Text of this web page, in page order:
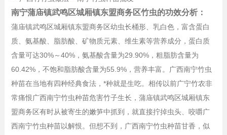
南宁蒲庙镇武鸣区城厢镇东盟商务区竹虫的功效分析：
蒲庙镇武鸣区城厢镇东盟商务区幼虫长桶形、乳白色，富含蛋白
质、氨基酸、脂肪酸、矿物质元素、维生素等营养成分，蛋白质
含量可达30%～40%，氨基酸含量为29.90%，粗脂肪含量为
60.42%，不饱和脂肪酸含量为55.9%，营养丰富。广西南宁竹虫
种苗在当地有四种经典食法，*种就是生吃。相传以前广宁竹农非
常痛恨广西南宁竹虫种苗危害竹子生长，蒲庙镇武鸣区城厢镇东
盟商务区有时从被寄生的嫩笋中抓到，就直接拧掉虫头、咬嚼广
西南宁竹虫种苗以解恨。但想不到，广西南宁竹虫种苗甘香，似